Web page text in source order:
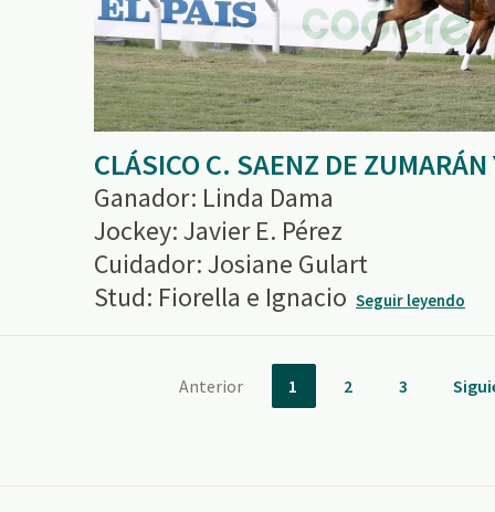
CLÁSICO C. SAENZ DE
Ganador: Linda Dama
Jockey: Javier E. Pérez
Cuidador: Josiane Gulart
Stud: Fiorella e Ignacio Seguir leyendo
Anterior 1 2 3